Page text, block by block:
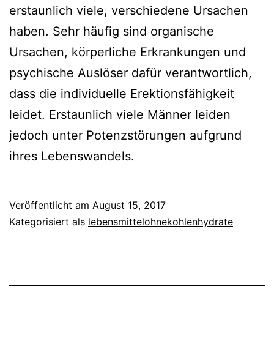
erstaunlich viele, verschiedene Ursachen
haben. Sehr häufig sind organische
Ursachen, körperliche Erkrankungen und
psychische Auslöser dafür verantwortlich,
dass die individuelle Erektionsfähigkeit
leidet. Erstaunlich viele Männer leiden
jedoch unter Potenzstörungen aufgrund
ihres Lebenswandels.
Veröffentlicht am August 15, 2017
Kategorisiert als lebensmittelohnekohlenhydrate